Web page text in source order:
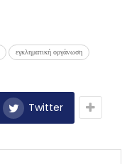
εγκληματική οργάνωση
Twitter